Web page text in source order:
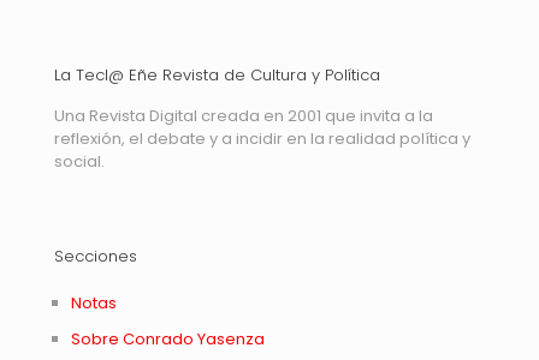
La Tecl@ Eñe Revista de Cultura y Política
Una Revista Digital creada en 2001 que invita a la
reflexión, el debate y a incidir en la realidad política y
social.
Secciones
Notas
Sobre Conrado Yasenza